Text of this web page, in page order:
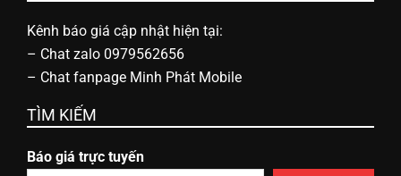
Kênh báo giá cập nhật hiện tại:
– Chat zalo 0979562656
– Chat fanpage Minh Phát Mobile
TÌM KIẾM
Báo giá trực tuyến